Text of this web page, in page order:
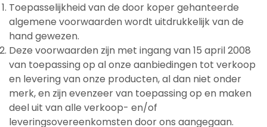
Toepasselijkheid van de door koper gehanteerde
algemene voorwaarden wordt uitdrukkelijk van de
hand gewezen.
Deze voorwaarden zijn met ingang van 15 april 2008
van toepassing op al onze aanbiedingen tot verkoop
en levering van onze producten, al dan niet onder
merk, en zijn evenzeer van toepassing op en maken
deel uit van alle verkoop- en/of
leveringsovereenkomsten door ons aangegaan.